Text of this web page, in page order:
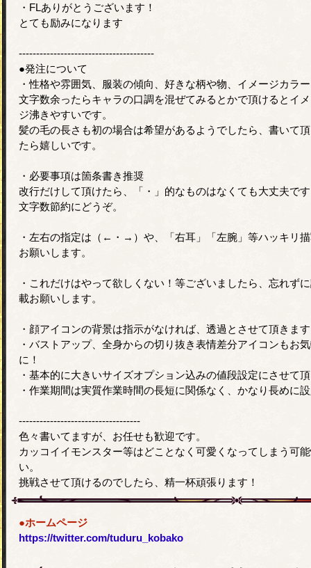
・FLありがとうございます！
とても励みになります
---------------------------------------
●発注について
・性格や雰囲気、服装の傾向、好きな柄や物、イメージカラ
文字数余ったらキャラの口調を混ぜてみるとかで頂けるとイ
ジ沸きやすいです。
髪の毛の長さも初の場合は希望があるようでしたら、書いて
たら嬉しいです。
・必要事項は箇条書き推奨
改行だけして頂けたら、「・」的なものはなくても大丈夫で
文字数節約にどうぞ。
・左右の指定は（←・→）や、「右耳」「左腕」等ハッキリ
お願いします。
・これだけはやって欲しくない！等ございましたら、忘れず
載お願いします。
・顔アイコンの背景は指示がなければ、透過とさせて頂きま
・バストアップ、全身からの切り抜き表情差分アイコンもお
に！
・基本的に大きいサイズオプション込みの値段設定にさせて
・作業期間は実質作業時間の長短に関係なく、かなり長めに
-----------------------------------
色々書いてますが、お任せも歓迎です。
カッコイイモンスター等はどことなく可愛くなってしまう可
い。
挑戦させて頂けるのでしたら、精一杯頑張ります！
●ホームページ
https://twitter.com/tuduru_kobako